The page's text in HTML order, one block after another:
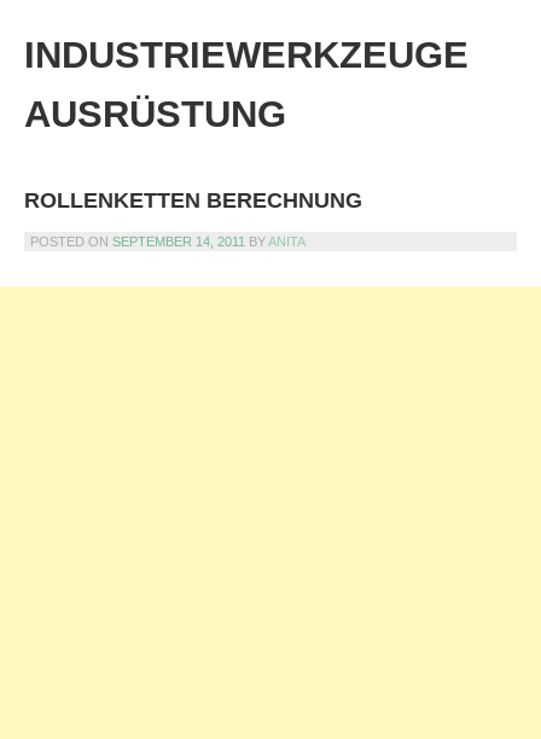
content
INDUSTRIEWERKZEUGE
AUSRÜSTUNG
ROLLENKETTEN BERECHNUNG
POSTED ON SEPTEMBER 14, 2011 BYANITA